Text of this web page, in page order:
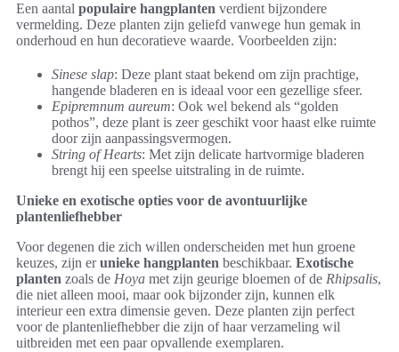
Een aantal populaire hangplanten verdient bijzondere
vermelding. Deze planten zijn geliefd vanwege hun gemak in
onderhoud en hun decoratieve waarde. Voorbeelden zijn:
Sinese slap: Deze plant staat bekend om zijn prachtige,
hangende bladeren en is ideaal voor een gezellige sfeer.
Epipremnum aureum: Ook wel bekend als “golden
pothos”, deze plant is zeer geschikt voor haast elke ruimte
door zijn aanpassingsvermogen.
String of Hearts: Met zijn delicate hartvormige bladeren
brengt hij een speelse uitstraling in de ruimte.
Unieke en exotische opties voor de avontuurlijke
plantenliefhebber
Voor degenen die zich willen onderscheiden met hun groene
keuzes, zijn erunieke hangplanten beschikbaar. Exotische
planten zoals de Hoya met zijn geurige bloemen of de Rhipsalis,
die niet alleen mooi, maar ook bijzonder zijn, kunnen elk
interieur een extra dimensie geven. Deze planten zijn perfect
voor de plantenliefhebber die zijn of haar verzameling wil
uitbreiden met een paar opvallende exemplaren.